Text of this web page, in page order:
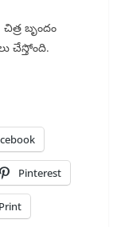
బృందం
చేస్తోంది.
Pinterest
Print